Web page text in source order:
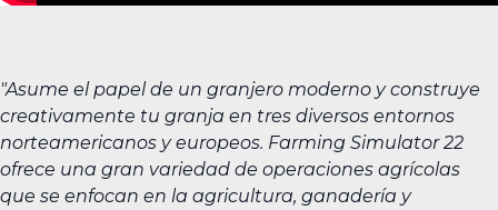
"Asume el papel de un granjero moderno y construye
creativamente tu granja en tres diversos entornos
norteamericanos y europeos. Farming Simulator 22
ofrece una gran variedad de operaciones agrícolas
que se enfocan en la agricultura, ganadería y